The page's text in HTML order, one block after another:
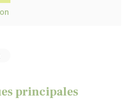
principales